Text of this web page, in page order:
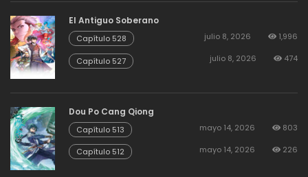
El Antiguo Soberano
Capítulo 528 julio 8, 2026 1,996
Capítulo 527 julio 8, 2026 474
Dou Po Cang Qiong
Capítulo 513 mayo 14, 2026 803
Capítulo 512 mayo 14, 2026 226